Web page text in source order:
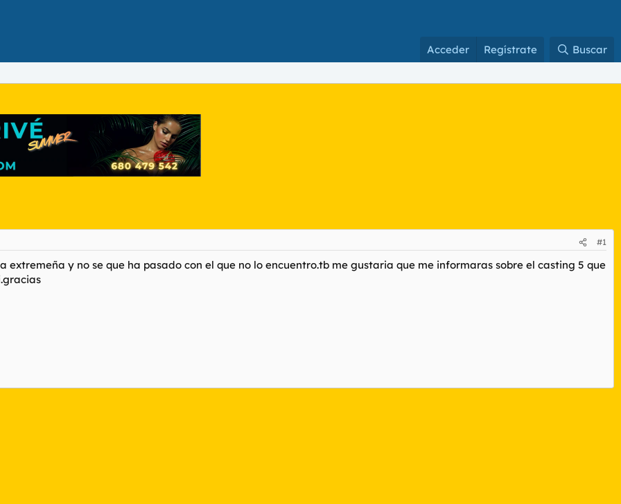
Acceder Regístrate Buscar
#1
extremeña y no se que ha pasado con el que no lo encuentro.tb me gustaria que me informaras sobre el casting 5 que